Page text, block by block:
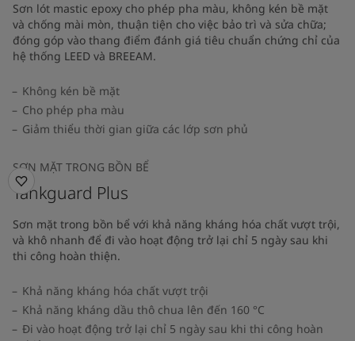
Sơn lót mastic epoxy cho phép pha màu, không kén bề mặt
và chống mài mòn, thuận tiện cho việc bảo trì và sửa chữa;
đóng góp vào thang điểm đánh giá tiêu chuẩn chứng chỉ của
hệ thống LEED và BREEAM.
Không kén bề mặt
Cho phép pha màu
Giảm thiểu thời gian giữa các lớp sơn phủ
SƠN MẶT TRONG BỒN BỂ
Tankguard Plus
Sơn mặt trong bồn bể với khả năng kháng hóa chất vượt trội,
và khô nhanh để đi vào hoạt động trở lại chỉ 5 ngày sau khi
thi công hoàn thiện.
Khả năng kháng hóa chất vượt trội
Khả năng kháng dầu thô chua lên đến 160 °C
Đi vào hoạt động trở lại chỉ 5 ngày sau khi thi công hoàn